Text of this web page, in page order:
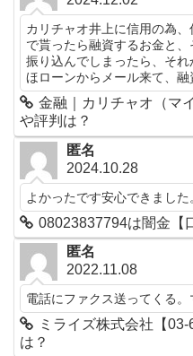
カリチャオ井上に信用の為
で貰ったら融資するお金と
振り込んでしまったら、そ
ほローンからメール来て、融
金融｜カリチャオ（マ
や評判は？
匿名
2024.10.28
よかったです安心できました
08023837794は闇金【
匿名
2022.11.08
電話にファクス送ってくる
ミライズ株式会社【
は？